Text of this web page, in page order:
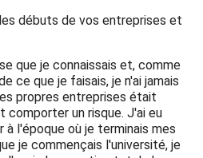
débuts de vos entreprises et
que je connaissais et, comme
ce que je faisais, je n'ai jamais
propres entreprises était
un risque. J'ai eu
à l'époque où je terminais mes
je commençais l'université, je